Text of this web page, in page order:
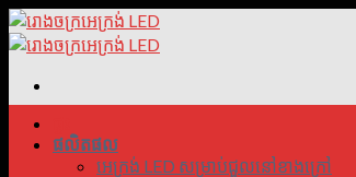
រំលង
ទៅ
ផលិតផល
អេក្រង់ LED សម្រាប់ជួលនៅខាងក្រៅ